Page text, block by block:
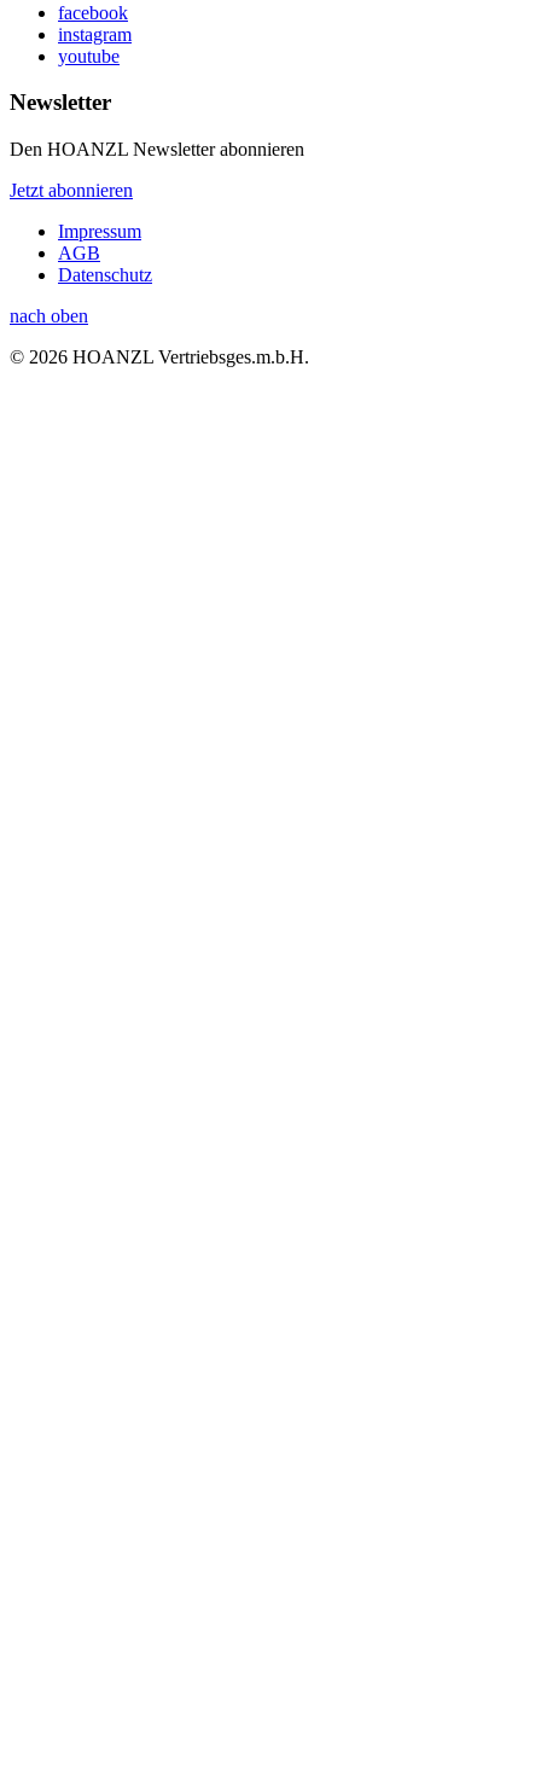
facebook
instagram
youtube
Newsletter
Den HOANZL Newsletter abonnieren
Jetzt abonnieren
Impressum
AGB
Datenschutz
nach oben
© 2026 HOANZL Vertriebsges.m.b.H.